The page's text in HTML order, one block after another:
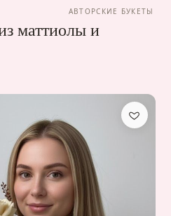
АВТОРСКИЕ БУКЕТЫ
маттиолы и